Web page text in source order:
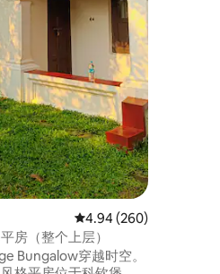
平均评分 4.94 分（满分
4.94 (260)
房（整个上层）
Bungalow穿越时空。